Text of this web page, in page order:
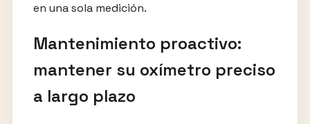
en una sola medición.
Mantenimiento proactivo:
mantener su oxímetro preciso
a largo plazo